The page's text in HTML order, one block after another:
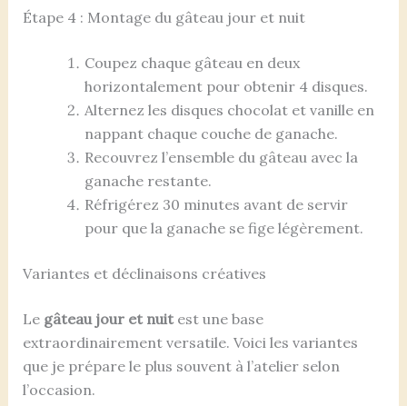
Étape 4 : Montage du gâteau jour et nuit
Coupez chaque gâteau en deux
horizontalement pour obtenir 4 disques.
Alternez les disques chocolat et vanille en
nappant chaque couche de ganache.
Recouvrez l’ensemble du gâteau avec la
ganache restante.
Réfrigérez 30 minutes avant de servir
pour que la ganache se fige légèrement.
Variantes et déclinaisons créatives
Le gâteau jour et nuitest une base
extraordinairement versatile. Voici les variantes
que je prépare le plus souvent à l’atelier selon
l’occasion.